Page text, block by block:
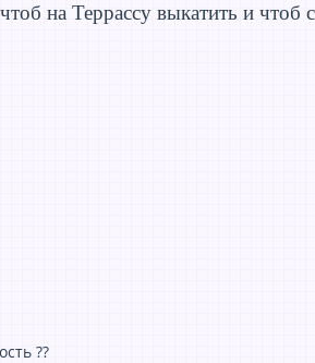
на Террассу выкатить и чтоб
??